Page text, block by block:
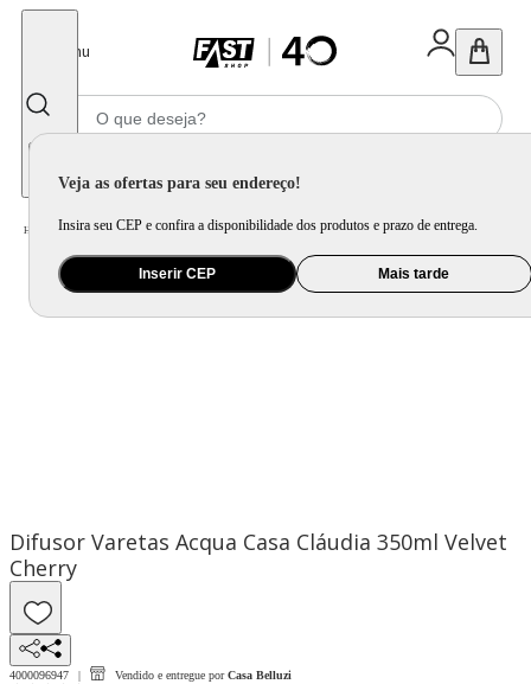
Menu
Veja as ofertas para seu endereço!
Insira seu CEP e confira a disponibilidade dos produtos e prazo de entrega.
Inserir CEP Mais tarde
Home Móveis e Decoração / Decoração / Vela e Aromatizador de Ambiente
Difusor Varetas Acqua Casa Cláudia 350ml Velvet
Cherry
4000096947 Vendido e entregue por Casa Belluzi